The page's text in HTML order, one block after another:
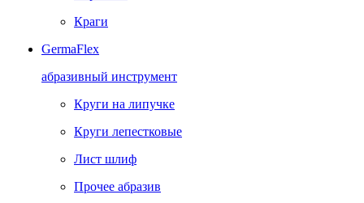
Краги
GermaFlex
абразивный инструмент
Круги на липучке
Круги лепестковые
Лист шлиф
Прочее абразив